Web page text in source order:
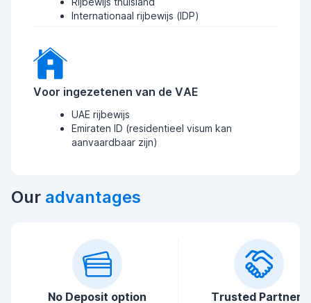
Internationaal rijbewijs (IDP)
Voor ingezetenen van de VAE
UAE rijbewijs
Emiraten ID (residentieel visum kan
aanvaardbaar zijn)
Our advantages
No Deposit option Trusted Partners